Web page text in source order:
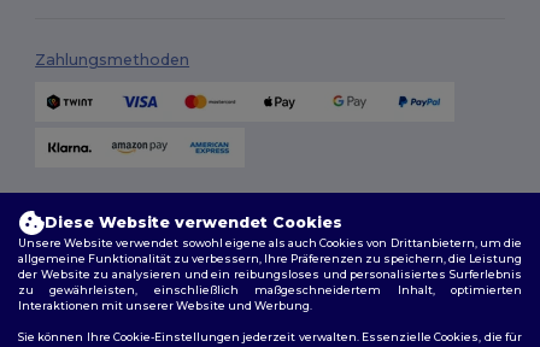
Zahlungsmethoden
Diese Website verwendet Cookies
Unsere Website verwendet sowohl eigene als auch Cookies von Drittanbietern, um die
allgemeine Funktionalität zu verbessern, Ihre Präferenzen zu speichern, die Leistung
der Website zu analysieren und ein reibungsloses und personalisiertes Surferlebnis
zu gewährleisten, einschließlich maßgeschneidertem Inhalt, optimierten
Interaktionen mit unserer Website und Werbung.
Sie können Ihre Cookie-Einstellungen jederzeit verwalten. Essenzielle Cookies, die für